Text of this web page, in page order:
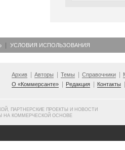
УСЛОВИЯ ИСПОЛЬЗОВАНИЯ
Архив Авторы Темы Справочники
О «Коммерсанте»
Редакция Контакты
ПАРТНЕРСКИЕ ПРОЕКТЫ И НОВОСТИ
НА КОММЕРЧЕСКОЙ ОСНОВЕ